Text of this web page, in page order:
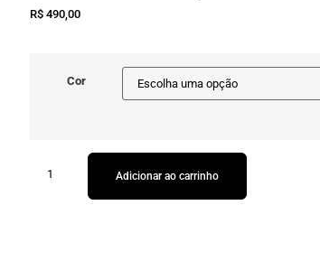
R$ 490,00
Cor
Adicionar ao carrinho